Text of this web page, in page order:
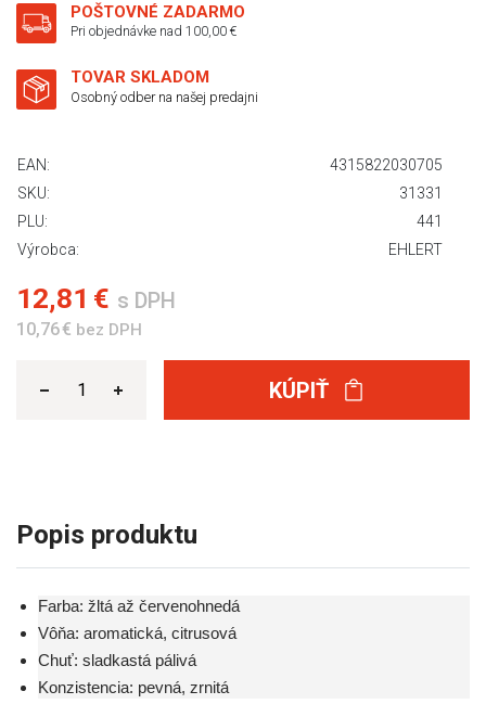
POŠTOVNÉ ZADARMO
Pri objednávke nad 100,00 €
TOVAR SKLADOM
Osobný odber na našej predajni
EAN:
4315822030705
SKU:
31331
PLU:
441
Výrobca:
EHLERT
12,81 € s DPH
10,76 € bez DPH
KÚPIŤ
Popis produktu
Farba: žltá až červenohnedá
Vôňa: aromatická, citrusová
Chuť: sladkastá pálivá
Konzistencia: pevná, zrnitá